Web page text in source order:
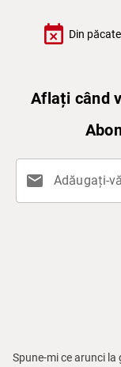
event_busy Din
Aflați când
mail Adăugați-
Spune-mi ce arunci